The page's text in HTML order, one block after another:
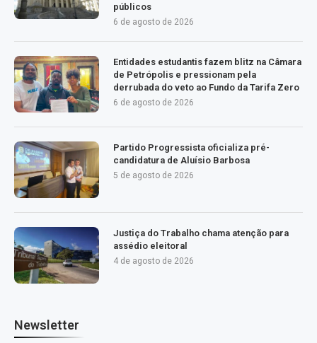
públicos
6 de agosto de 2026
Entidades estudantis fazem blitz na Câmara
de Petrópolis e pressionam pela
derrubada do veto ao Fundo da Tarifa Zero
6 de agosto de 2026
Partido Progressista oficializa pré-
candidatura de Aluísio Barbosa
5 de agosto de 2026
Justiça do Trabalho chama atenção para
assédio eleitoral
4 de agosto de 2026
Newsletter